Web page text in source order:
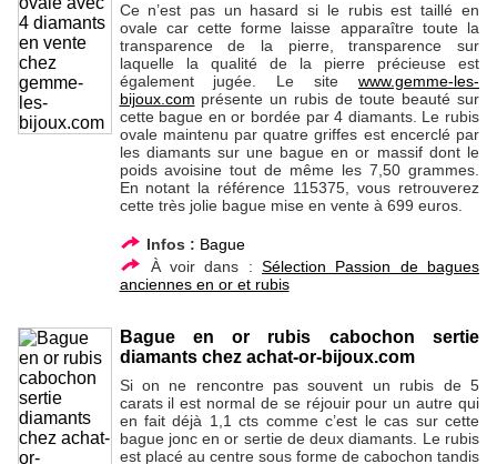
Ce n’est pas un hasard si le rubis est taillé en
ovale car cette forme laisse apparaître toute la
transparence de la pierre, transparence sur
laquelle la qualité de la pierre précieuse est
également jugée. Le site www.gemme-les-
bijoux.com présente un rubis de toute beauté sur
cette bague en or bordée par 4 diamants. Le rubis
ovale maintenu par quatre griffes est encerclé par
les diamants sur une bague en or massif dont le
poids avoisine tout de même les 7,50 grammes.
En notant la référence 115375, vous retrouverez
cette très jolie bague mise en vente à 699 euros.
Infos : Bague
À voir dans :Sélection Passion de bagues
anciennes en or et rubis
Bague en or rubis cabochon sertie
diamants chez achat-or-bijoux.com
Si on ne rencontre pas souvent un rubis de 5
carats il est normal de se réjouir pour un autre qui
en fait déjà 1,1 cts comme c’est le cas sur cette
bague jonc en or sertie de deux diamants. Le rubis
est placé au centre sous forme de cabochon tandis